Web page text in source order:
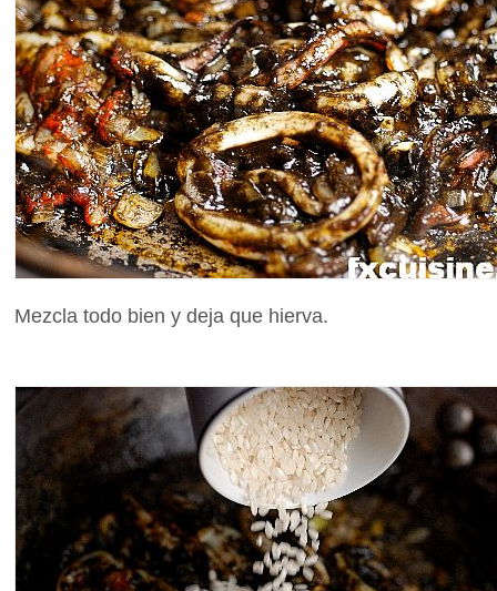
Mezcla todo bien y deja que hierva.